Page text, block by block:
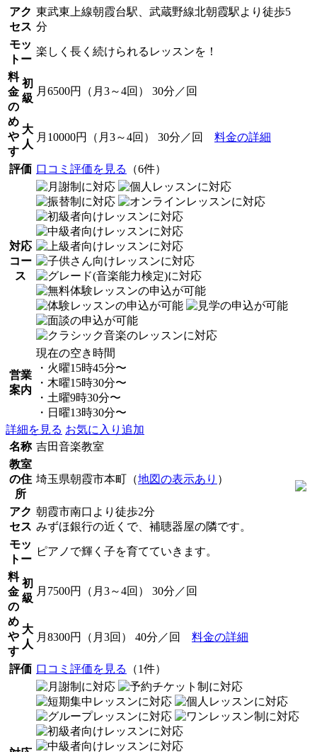
アク
セス
東武東上線朝霞台駅、武蔵野線北朝霞駅より徒歩5
分
モッ
トー
楽しく長く続けられるレッスンを！
料
金
の
め
や
す
初
級
月6500円（月3～4回） 30分／回
大
人
月10000円（月3～4回） 30分／回 料金の詳細
評価 口コミ評価を見る （6件）
対応
コー
ス
営業
案内
現在の空き時間
・火曜15時45分〜
・木曜15時30分〜
・土曜9時30分〜
・日曜13時30分〜
詳細を見る お気に入り追加
名称 吉田音楽教室
教室
の住
所
埼玉県朝霞市本町（地図の表示あり ）
アク
セス
朝霞市南口より徒歩2分
みずほ銀行の近くで、補聴器屋の隣です。
モッ
トー
ピアノで輝く子を育てていきます。
料
金
の
め
や
す
初
級
月7500円（月3～4回） 30分／回
大
人
月8300円（月3回） 40分／回 料金の詳細
評価 口コミ評価を見る （1件）